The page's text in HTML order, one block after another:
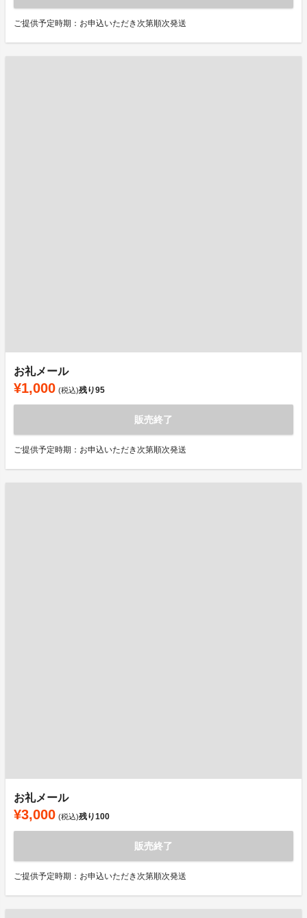
ご提供予定時期：お申込いただき次第順次発送
お礼メール
¥1,000 (税込)残り95
販売終了
ご提供予定時期：お申込いただき次第順次発送
お礼メール
¥3,000 (税込)残り100
販売終了
ご提供予定時期：お申込いただき次第順次発送